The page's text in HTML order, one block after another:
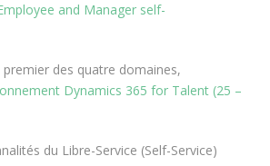
and Manager self-
des quatre domaines,
Dynamics 365 for Talent (25 –
du Libre-Service (Self-Service)